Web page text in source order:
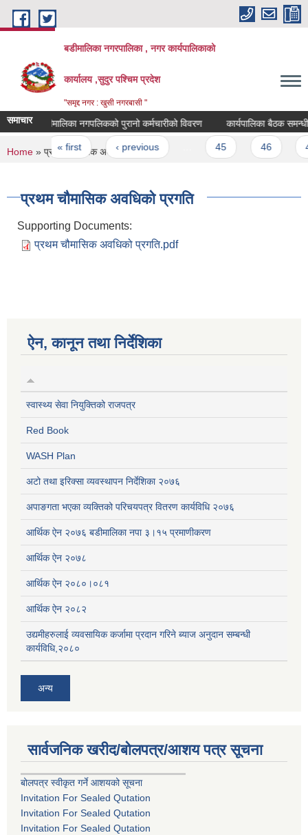
Skip to main content
बडीमालिका नगरपालिका , नगर कार्यपालिकाको
कार्यालय ,सुदुर पश्चिम प्रदेश
"समृद्द नगर : खुसी नगरबासी "
समाचार बडीमालिका नगपलिकको पुरानो कर्मचारीको विवरण कार्यपालिका बैठक समन्धी
Pages
« first ‹ previous
You are here
Home » प्रथम चौमासिक अवधिको प्रगति
प्रथम चौमासिक अवधिको प्रगति
Supporting Documents:
प्रथम चौमासिक अवधिको प्रगति.pdf
ऐन, कानून तथा निर्देशिका
स्वास्थ्य सेवा नियुक्तिको राजपत्र
Red Book
WASH Plan
अटो तथा इरिक्सा व्यवस्थापन निर्देशिका २०७६
अपाङगता भएका व्यक्तिको परिचयपत्र वितरण कार्यविधि २०७६
आर्थिक ऐन २०७६ बडीमालिका नपा ३।१५ प्रमाणीकरण
आर्थिक ऐन २०७८
आर्थिक ऐन २०८०।०८१
आर्थिक ऐन २०८२
उद्यमीहरुलाई व्यवसायिक कर्जामा प्रदान गरिने ब्याज अनुदान सम्बन्धी
कार्यविधि,२०८०
अन्य
सार्वजनिक खरीद/बोलपत्र/आशय पत्र सूचना
बोलपत्र स्वीकृत गर्ने आशयको सूचना
Invitation For Sealed Qutation
Invitation For Sealed Qutation
Invitation For Sealed Qutation